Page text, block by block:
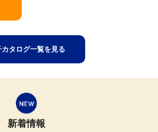
カタログ一覧を見る
新着情報